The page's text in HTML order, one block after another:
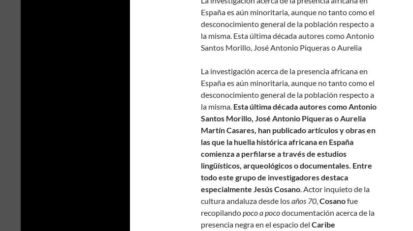
España es aún minoritaria, aunque no tanto como el
desconocimiento general de la población respecto a
la misma. Esta última década autores como Antonio
Santos Morillo, José Antonio Piqueras o Aurelia
La investigación acerca de la presencia africana en
España es aún minoritaria, aunque no tanto como el
desconocimiento general de la población respecto a
la misma. Esta última década autores como Antonio
Santos Morillo, José Antonio Piqueras o Aurelia
Martín Casares, han publicado artículos y obras en
las que la huella histórica africana en España
comienza a perfilarse a través de estudios
lingüísticos, arqueológicos o documentales. Entre
todo este grupo de investigadores destaca
especialmente Jesús Cosano. Actor inquieto de la
cultura andaluza desde losaños 70,Cosanofue
recopilandopoco a pocodocumentación acerca de la
presencia negra en el espacio del Caribe